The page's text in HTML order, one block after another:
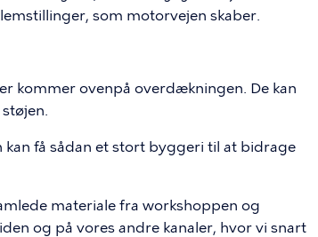
som motorvejen skaber.
kommer ovenpå overdækningen. De kan
få sådan et stort byggeri til at bidrage
materiale fra workshoppen og
og på vores andre kanaler, hvor vi snart